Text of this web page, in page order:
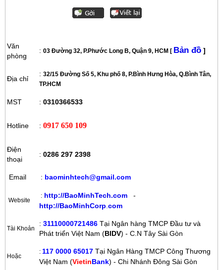
Văn
phòng
: 03 Đường 32, P.Phước Long B, Quận 9, HCM [ Bản đồ ]
Địa chỉ
: 32/15 Đường Số 5, Khu phố 8, P.Bình Hưng Hòa, Q.Bình Tân,
TP.HCM
MST : 0310366533
Hotline : 0917 650 109
Điện
thoại
: 0286 297 2398
Email : baominhtech@gmail.com
Website
: http://BaoMinhTech.com
-
http://BaoMinhCorp com
Tài Khoản
: 31110000721486 Tại Ngân hàng TMCP Đầu tư và
Phát triển Việt Nam (BIDV) - C.N Tây Sài Gòn
Hoặc
: 117 0000 65017 Tại Ngân Hàng TMCP Công Thương
Việt Nam (VietinBank) - Chi Nhánh Đông Sài Gòn